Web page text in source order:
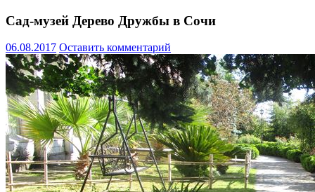
Сад-музей Дерево Дружбы в Сочи
06.08.2017 Оставить комментарий